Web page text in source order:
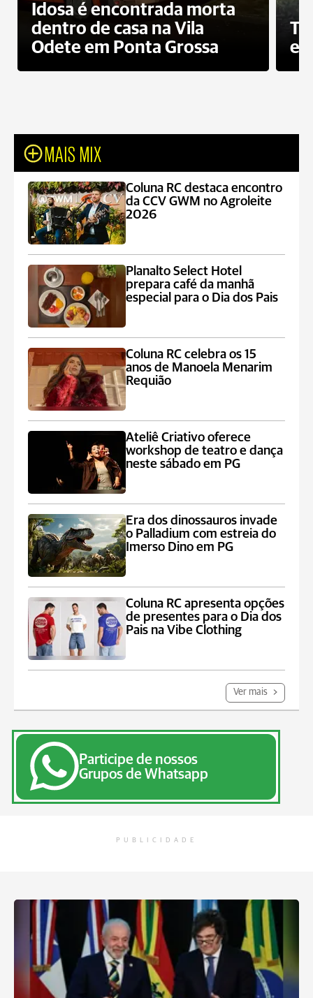
Idosa é encontrada morta
dentro de casa na Vila
Odete em Ponta Grossa
e
MAIS MIX
Coluna RC destaca encontro
da CCV GWM no Agroleite
2026
Planalto Select Hotel
prepara café da manhã
especial para o Dia dos Pais
Coluna RC celebra os 15
anos de Manoela Menarim
Requião
Ateliê Criativo oferece
workshop de teatro e dança
neste sábado em PG
Era dos dinossauros invade
o Palladium com estreia do
Imerso Dino em PG
Coluna RC apresenta opções
de presentes para o Dia dos
Pais na Vibe Clothing
Ver mais
Participe de nossos
Grupos de Whatsapp
PUBLICIDADE